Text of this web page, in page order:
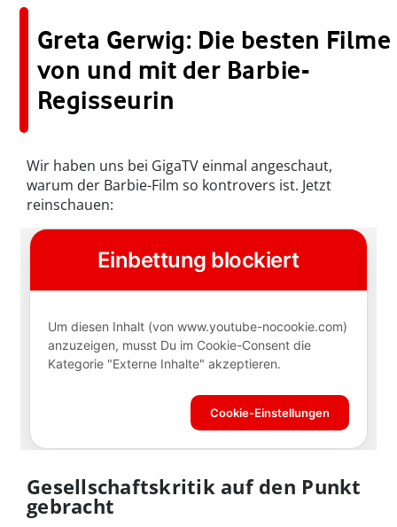
Greta Gerwig: Die besten Filme
von und mit der Barbie-
Regisseurin
Wir haben uns bei GigaTV einmal angeschaut,
warum der Barbie-Film so kontrovers ist. Jetzt
reinschauen:
Gesellschaftskritik auf den Punkt
gebracht